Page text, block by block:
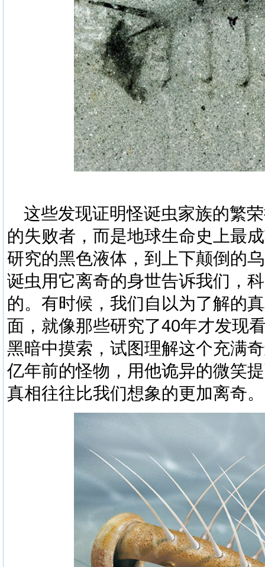
这些发现证明怪诞虫家族的繁
的失败者，而是地球生命史上最
研究的黑色液体，到上下颠倒的
诞虫用它离奇的身世告诉我们，
的。有时候，我们自以为了解的
面，就像那些研究了40年才发现
黑暗中摸索，试图理解这个充满
亿年前的怪物，用他诡异的微笑
真相往往比我们想象的更加离奇。